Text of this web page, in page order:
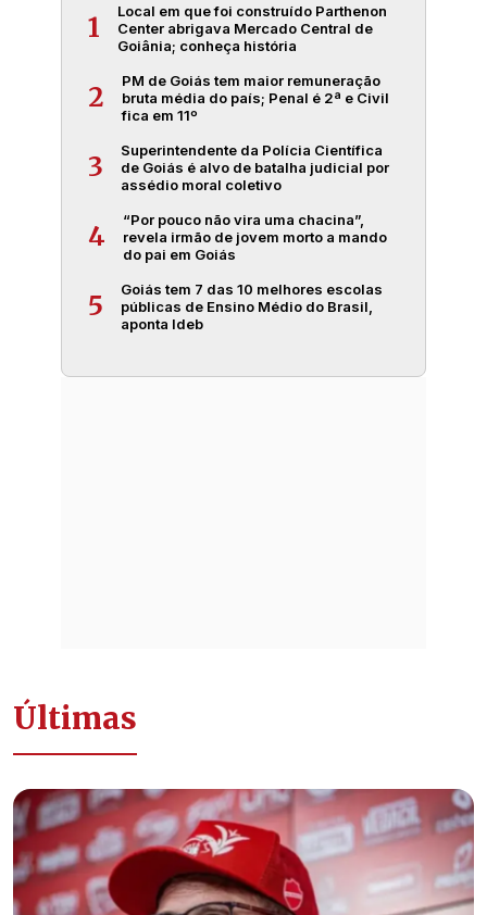
1
Local em que foi construído Parthenon
Center abrigava Mercado Central de
Goiânia; conheça história
2
PM de Goiás tem maior remuneração
bruta média do país; Penal é 2ª e Civil
fica em 11º
3
Superintendente da Polícia Científica
de Goiás é alvo de batalha judicial por
assédio moral coletivo
4
“Por pouco não vira uma chacina”,
revela irmão de jovem morto a mando
do pai em Goiás
5
Goiás tem 7 das 10 melhores escolas
públicas de Ensino Médio do Brasil,
aponta Ideb
Últimas